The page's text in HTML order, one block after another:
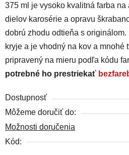
375 ml je vysoko kvalitná farba na
dielov karosérie a opravu
dobrú zhodu odtieňa s
kryje a je vhodný na kov a mnohé
pripravený na mieru podľa kódu
potrebné ho prestriekať
Dostupnosť
Môžeme doručiť do:
Možnosti doručenia
Kód: